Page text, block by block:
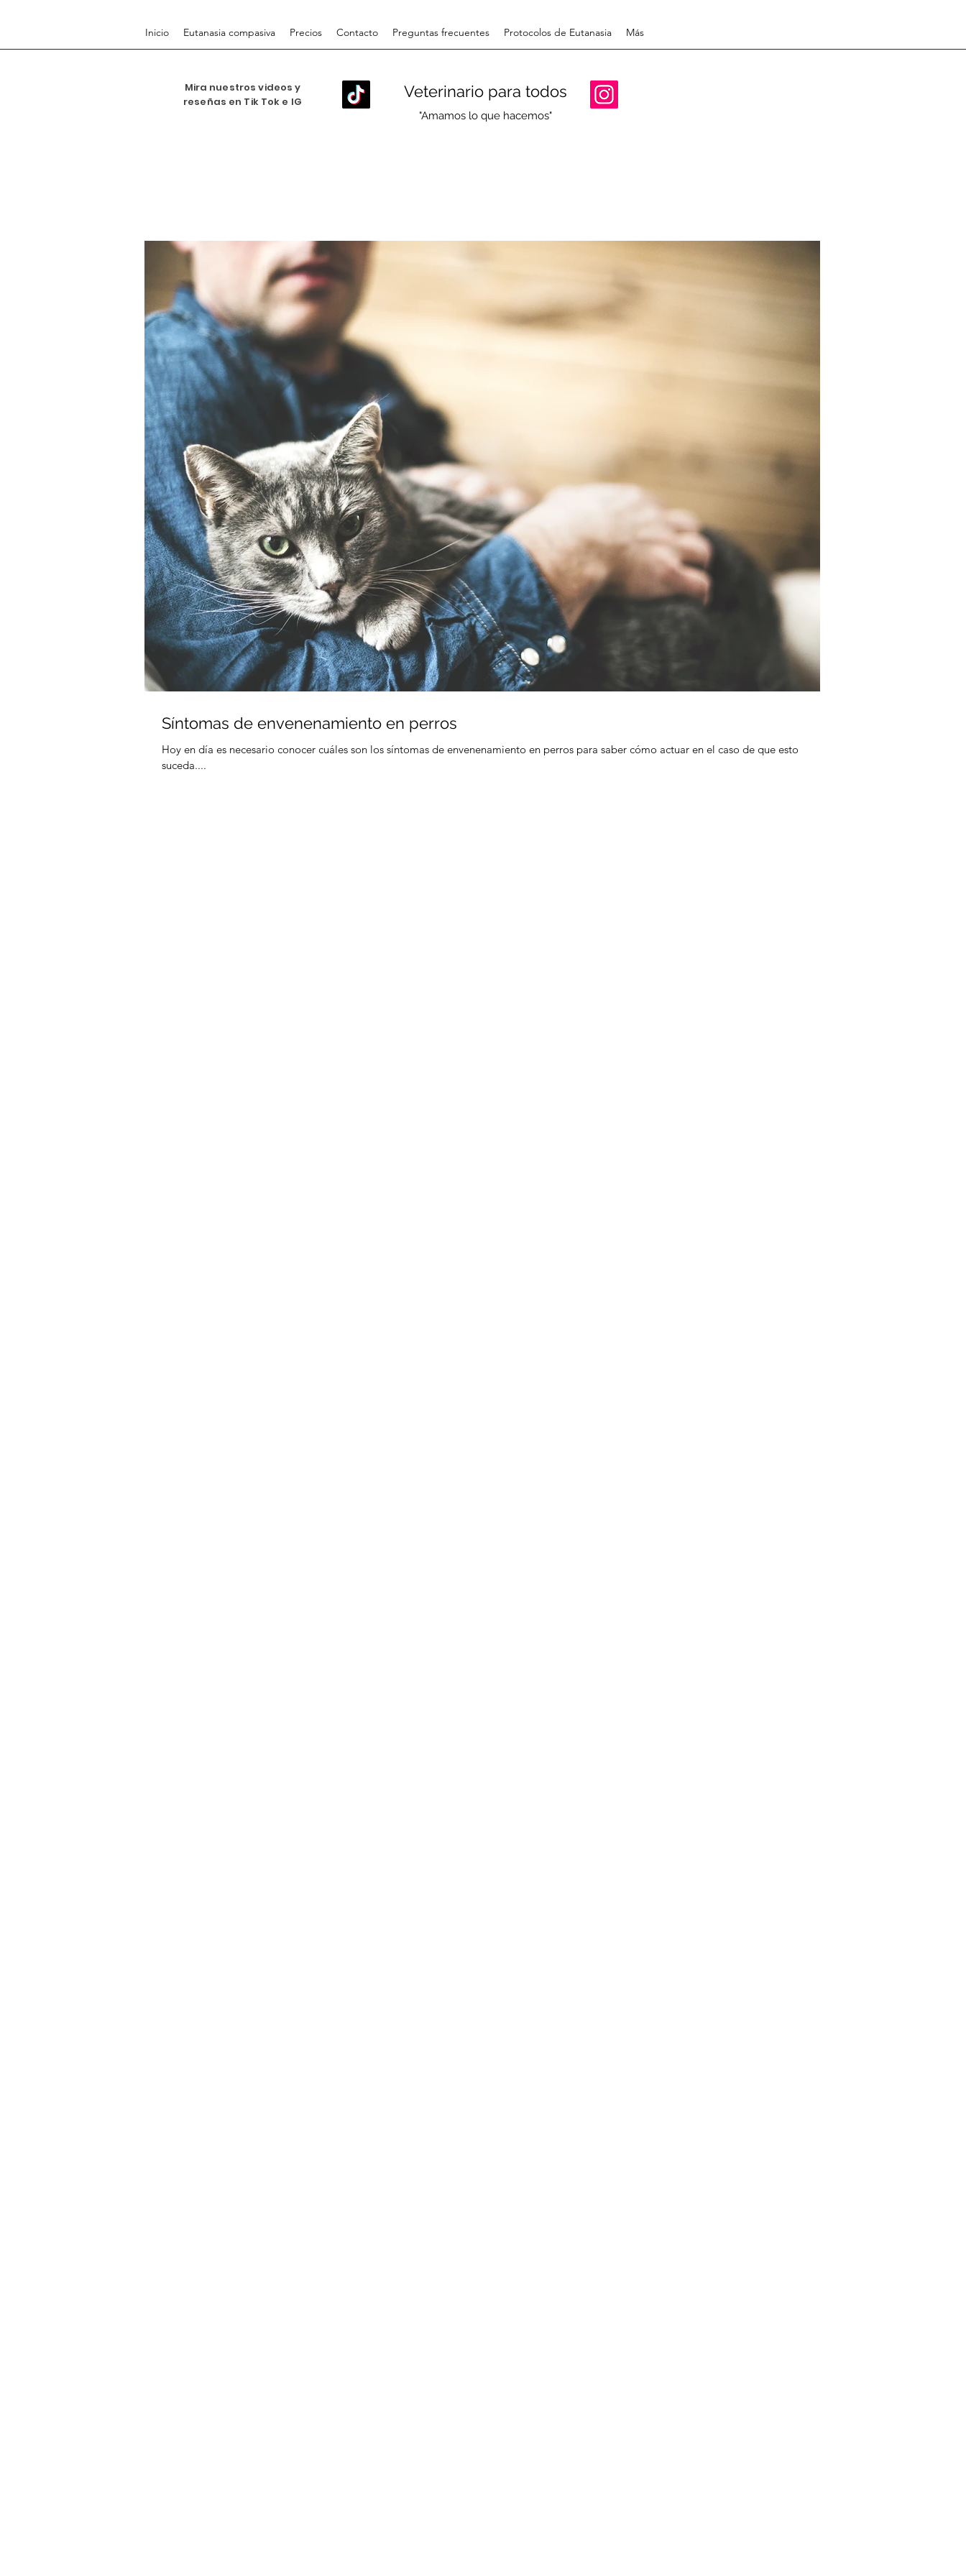
Inicio Eutanasia compasiva Precios Contacto Preguntas frecuentes Protocolos de Eutanasia Más
Mira nuestros videos y
reseñas en Tik Tok e IG
Veterinario para todos
"Amamos lo que hacemos"
Síntomas de envenenamiento en perros
Hoy en día es necesario conocer cuáles son los síntomas de envenenamiento en perros para saber cómo actuar en el caso de que esto
suceda....